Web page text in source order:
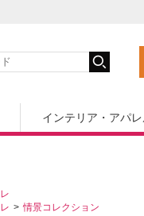
インテリア・アパ
情景コレクション